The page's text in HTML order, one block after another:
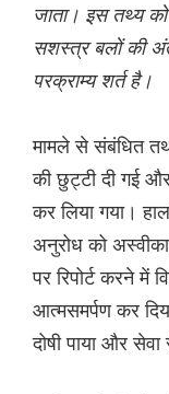
जाता। इस तथ्य
सशस्त्र बलों की
परक्राम्य शर्त है।
मामले से संबंधित
की छुट्टी दी गई
कर लिया गया।
अनुरोध को
पर रिपोर्ट करने में
आत्मसमर्पण कर
दोषी पाया और